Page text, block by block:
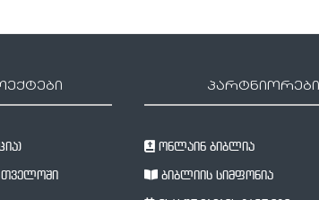
პარტნიორები
ონლაინ ბიბლია
ბიბლიის სიმფონია